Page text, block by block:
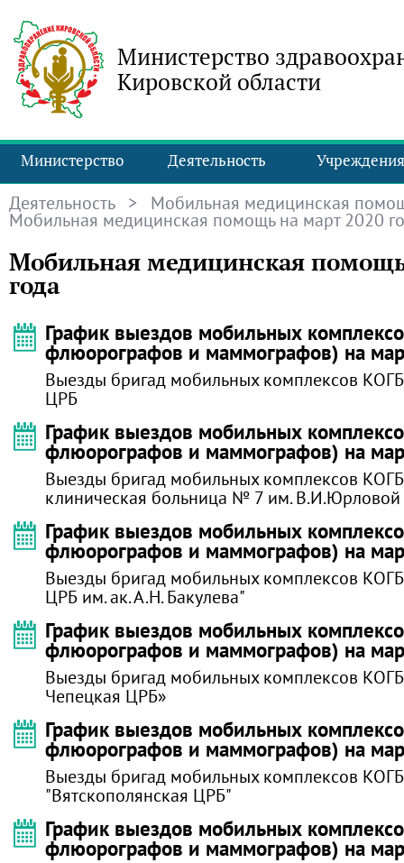
Министерство
Кировской области
Министерство Деятельность Учреждения
Деятельность > Мобильная медицинская
Мобильная медицинская помощь на март 2020
Мобильная медицинская
года
График выездов мобильных
флюорографов и маммографов) на
Выезды бригад мобильных комплексов
ЦРБ
График выездов мобильных
флюорографов и маммографов) на
Выезды бригад мобильных комплексов
клиническая больница № 7 им. В.И.Юрловой
График выездов мобильных
флюорографов и маммографов) на
Выезды бригад мобильных комплексов
ЦРБ им. ак. А.Н. Бакулева"
График выездов мобильных
флюорографов и маммографов) на
Выезды бригад мобильных комплексов
Чепецкая ЦРБ»
График выездов мобильных
флюорографов и маммографов) на
Выезды бригад мобильных комплексов
"Вятскополянская ЦРБ"
График выездов мобильных
флюорографов и маммографов) на